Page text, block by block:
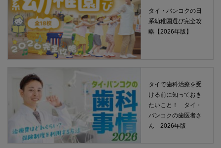
タイ・バンコクの日
系幼稚園選び完全攻
略【2026年版】
タイで歯科治療を受
ける前に知っておき
たいこと！ タイ・
バンコクの歯医者さ
ん 2026年版